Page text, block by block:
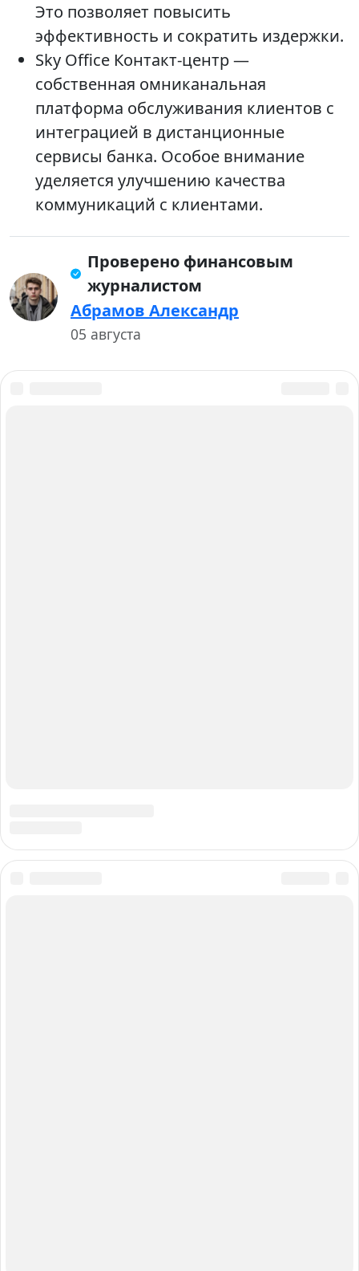
Это позволяет повысить
эффективность и сократить издержки.
Sky Office Контакт-центр —
собственная омниканальная
платформа обслуживания клиентов с
интеграцией в дистанционные
сервисы банка. Особое внимание
уделяется улучшению качества
коммуникаций с клиентами.
Проверено финансовым
журналистом
Абрамов Александр
05 августа